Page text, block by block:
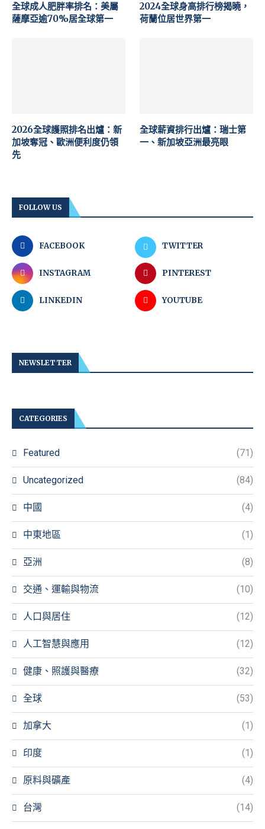
全球成人肥胖率排名：美屬
薩摩亞逾70%居全球第一
2024全球身高排行榜揭曉，
荷蘭位居世界第一
2026全球護照排名出爐：新
加坡奪冠、歐洲便利度仍領
先
全球薪資排行出爐：瑞士第
一、新加坡亞洲最亮眼
FOLLOW US
FACEBOOK TWITTER
INSTAGRAM PINTEREST
LINKEDIN YOUTUBE
NEWSLETTER
CATEGORIES
Featured (71)
Uncategorized (84)
中國 (4)
中東地區 (1)
亞洲 (8)
交通、運輸與物流 (10)
人口與居住 (12)
人工智慧與應用 (12)
健康、照護與醫療 (32)
全球 (53)
加拿大 (1)
印度 (1)
原料與礦產 (4)
台灣 (14)